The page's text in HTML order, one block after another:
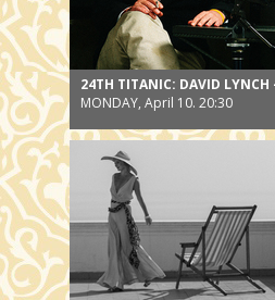
24TH TITANIC: DAVID LYNCH
MONDAY, April 10. 20:30